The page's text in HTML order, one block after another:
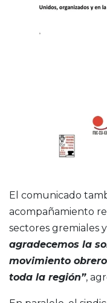
El comunicado
acompañamiento
sectores gremiales
agradecemos la
movimiento
toda la región”,